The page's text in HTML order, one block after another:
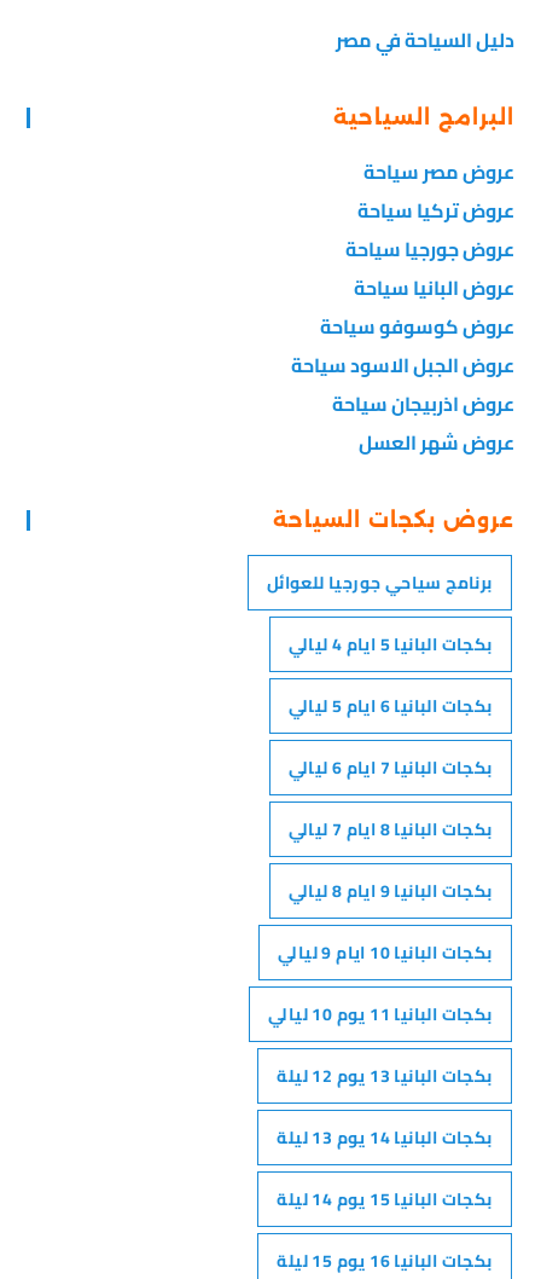
دليل السياحة في مصر
البرامج السياحية
عروض مصر سياحة
عروض تركيا سياحة
عروض جورجيا سياحة
عروض البانيا سياحة
عروض كوسوفو سياحة
عروض الجبل الاسود سياحة
عروض اذربيجان سياحة
عروض شهر العسل
عروض بكجات السياحة
برنامج سياحي جورجيا للعوائل
بكجات البانيا 5 ايام 4 ليالي
بكجات البانيا 6 ايام 5 ليالي
بكجات البانيا 7 ايام 6 ليالي
بكجات البانيا 8 ايام 7 ليالي
بكجات البانيا 9 ايام 8 ليالي
بكجات البانيا 10 ايام 9 ليالي
بكجات البانيا 11 يوم 10 ليالي
بكجات البانيا 13 يوم 12 ليلة
بكجات البانيا 14 يوم 13 ليلة
بكجات البانيا 15 يوم 14 ليلة
بكجات البانيا 16 يوم 15 ليلة